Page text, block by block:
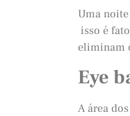
Uma
isso é
eliminam
Eye
A área